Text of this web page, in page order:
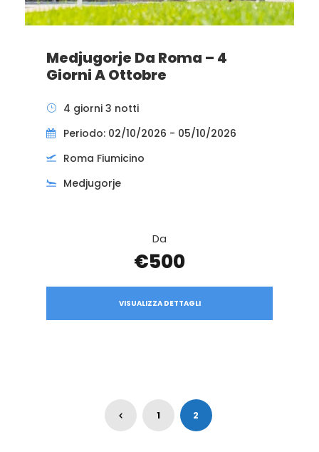
Medjugorje Da Roma – 4
Giorni A Ottobre
4 giorni 3 notti
Periodo: 02/10/2026 - 05/10/2026
Roma Fiumicino
Medjugorje
Da
€500
VISUALIZZA DETTAGLI
1 2